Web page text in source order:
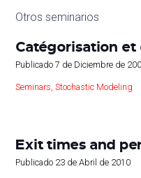
Otros seminarios
Catégorisation
Publicado7 de Diciembre de
Seminars ,Stochastic Modeling
Exit times and
Publicado 23 de Abril de 2010